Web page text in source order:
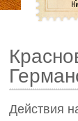
Действия